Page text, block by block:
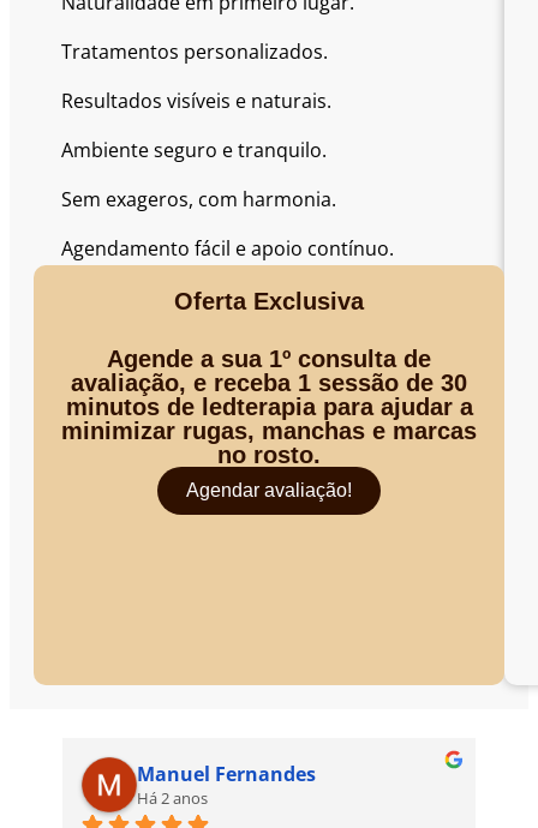
Tratamentos personalizados.
Resultados visíveis e naturais.
Ambiente seguro e tranquilo.
Sem exageros, com harmonia.
Agendamento fácil e apoio contínuo.
Oferta Exclusiva
Agende a sua 1º consulta de
avaliação, e receba 1 sessão de 30
minutos de ledterapia para ajudar a
minimizar rugas, manchas e marcas
no rosto.
Agendar avaliação!
Manuel Fernandes
Há 2 anos